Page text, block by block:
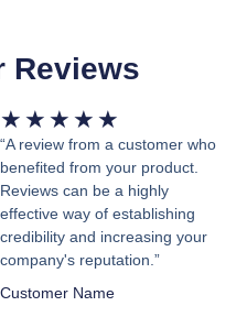
Reviews
★ ★ ★ ★ ★
con
5
de
5
“A review from a customer who
benefited from your product.
Reviews can be a highly
effective way of establishing
credibility and increasing your
company's reputation.”
Customer Name